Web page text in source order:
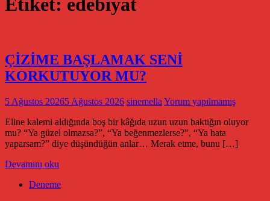
Etiket: edebiyat
ÇİZİME BAŞLAMAK SENİ
KORKUTUYOR MU?
5 Ağustos 20265 Ağustos 2026 sinemella Yorum yapılmamış
Eline kalemi aldığında boş bir kâğıda uzun uzun baktığın oluyor
mu? “Ya güzel olmazsa?”, “Ya beğenmezlerse?”, “Ya hata
yaparsam?” diye düşündüğün anlar… Merak etme, bunu […]
Devamını oku
Deneme